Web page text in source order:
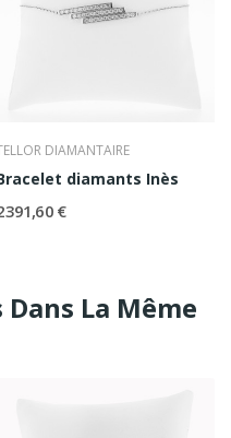
DIAMANTAIRE
diamants Inès
391,60 €
La Même